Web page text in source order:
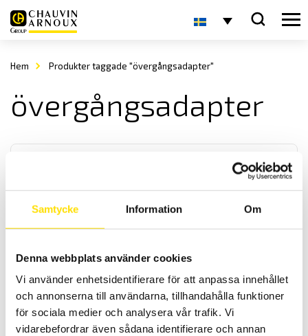
Samtycke Information Om
Denna webbplats använder cookies
Vi använder enhetsidentifierare för att anpassa innehållet
och annonserna till användarna, tillhandahålla funktioner
för sociala medier och analysera vår trafik. Vi
vidarebefordrar även sådana identifierare och annan
Hem Produkter taggade "övergångsadapter"
övergångsadapter
ingång med övergång 19 mm cc för digitala multimetrar och
475.00kr–1,205.00 krPrisintervall:
475.00 kr
LÄS MER